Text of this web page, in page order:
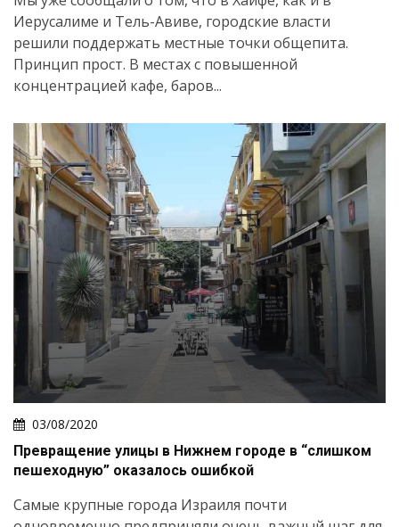
Искать
Иерусалиме и Тель-Авиве, городские власти
решили поддержать местные точки общепита.
Принцип прост. В местах с повышенной
концентрацией кафе, баров...
03/08/2020
Превращение улицы в Нижнем городе в “слишком
пешеходную” оказалось ошибкой
Самые крупные города Израиля почти